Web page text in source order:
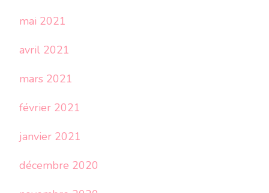
mai 2021
avril 2021
mars 2021
février 2021
janvier 2021
décembre 2020